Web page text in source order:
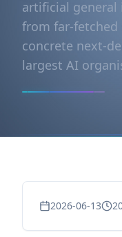
artificial general
from far-fetched
concrete next-
largest AI
2026-06-13